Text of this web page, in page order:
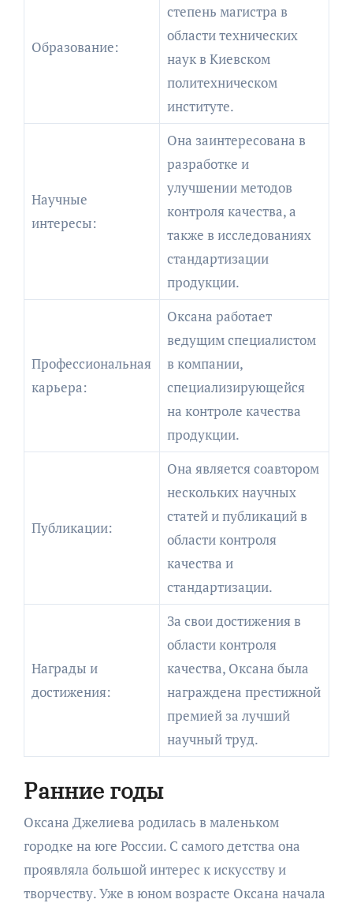
Образование:
степень магистра в
области технических
наук в Киевском
политехническом
институте.
Научные
интересы:
Она заинтересована в
разработке и
улучшении методов
контроля качества, а
также в исследованиях
стандартизации
продукции.
Профессиональная
карьера:
Оксана работает
ведущим специалистом
в компании,
специализирующейся
на контроле качества
продукции.
Публикации:
Она является соавтором
нескольких научных
статей и публикаций в
области контроля
качества и
стандартизации.
Награды и
достижения:
За свои достижения в
области контроля
качества, Оксана была
награждена престижной
премией за лучший
научный труд.
Ранние годы
Оксана Джелиева родилась в маленьком
городке на юге России. С самого детства она
проявляла большой интерес к искусству и
творчеству. Уже в юном возрасте Оксана начала